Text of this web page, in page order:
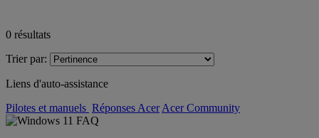
0 résultats
Trier par:
Liens d'auto-assistance
Pilotes et manuels Réponses Acer Acer Community